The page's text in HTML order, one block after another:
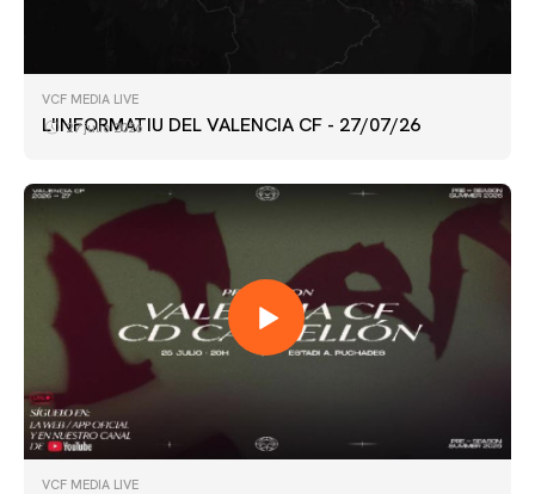
VCF MEDIA LIVE
L'INFORMATIU DEL VALENCIA CF - 27/07/26
27 julio 2026
VCF MEDIA LIVE